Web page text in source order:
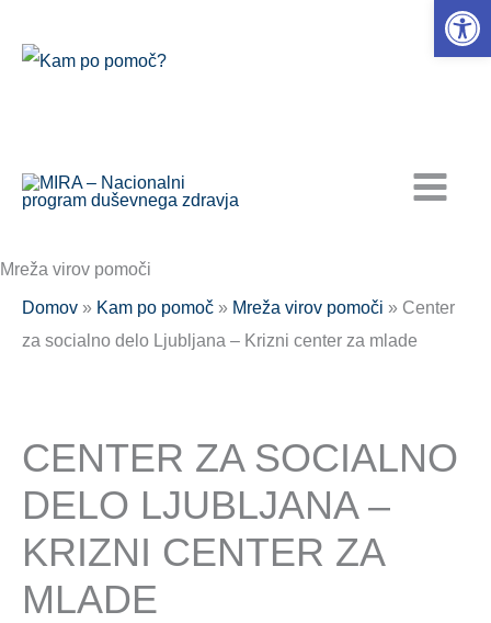
Mreža virov pomoči
Domov » Kam po pomoč » Mreža virov pomoči » Center
za socialno delo Ljubljana – Krizni center za mlade
CENTER ZA SOCIALNO
DELO LJUBLJANA –
KRIZNI CENTER ZA
MLADE